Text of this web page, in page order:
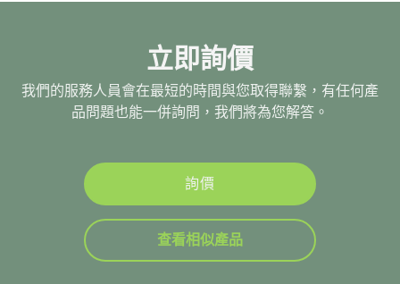
立即詢價
我們的服務人員會在最短的時間與您取得聯繫，有任何產
品問題也能一併詢問，我們將為您解答。
詢價
查看相似產品